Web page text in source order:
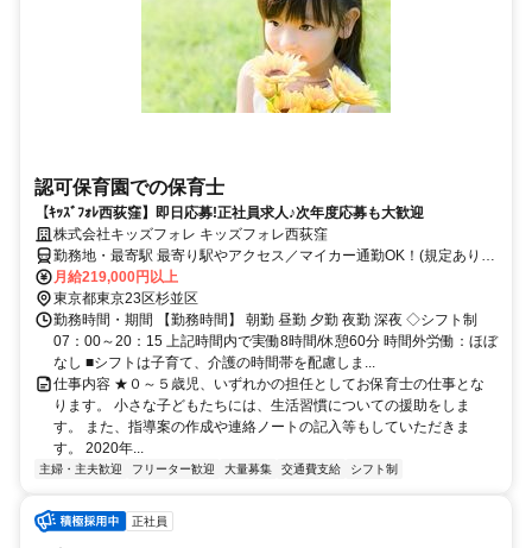
認可保育園での保育士
【ｷｯｽﾞﾌｫﾚ西荻窪】即日応募!正社員求人♪次年度応募も大歓迎
株式会社キッズフォレ キッズフォレ西荻窪
勤務地・最寄駅 最寄り駅やアクセス／マイカー通勤OK！(規定あり)
JR総武線 西荻窪駅 徒歩5分 JR中央線 西荻窪駅 徒歩5分
月給219,000円以上
東京都東京23区杉並区
勤務時間・期間 【勤務時間】 朝勤 昼勤 夕勤 夜勤 深夜 ◇シフト制
07：00～20：15 上記時間内で実働8時間/休憩60分 時間外労働：ほぼ
なし ■シフトは子育て、介護の時間帯を配慮しま...
仕事内容 ★０～５歳児、いずれかの担任としてお保育士の仕事とな
ります。 小さな子どもたちには、生活習慣についての援助をしま
す。 また、指導案の作成や連絡ノートの記入等もしていただきま
す。 2020年...
主婦・主夫歓迎 フリーター歓迎 大量募集 交通費支給 シフト制
正社員